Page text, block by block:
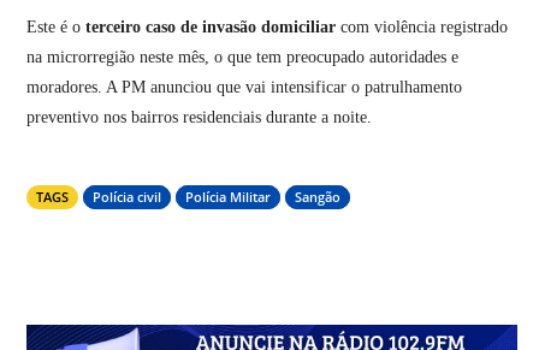
Este é o terceiro caso de invasão domiciliar com violência registrado
na microrregião neste mês, o que tem preocupado autoridades e
moradores. A PM anunciou que vai intensificar o patrulhamento
preventivo nos bairros residenciais durante a noite.
TAGS Polícia civil Polícia Militar Sangão